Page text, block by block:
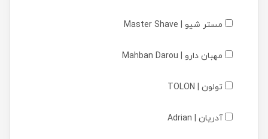
مستر شیو | Master Shave
مهبان دارو | Mahban Darou
تولون | TOLON
آدریان | Adrian